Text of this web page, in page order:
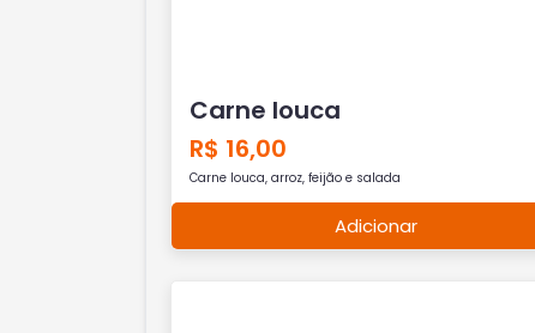
Carne louca
R$ 16,00
Carne louca, arroz, feijão e salada
Adicionar